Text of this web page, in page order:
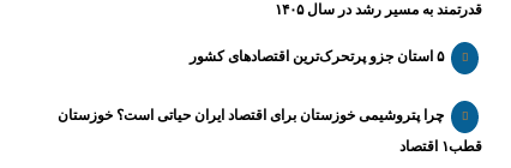
قدرتمند به مسیر رشد در سال ۱۴۰۵
۵ استان جزو پرتحرک‌ترین اقتصاد‌های کشور
چرا پتروشیمی خوزستان برای اقتصاد ایران حیاتی است؟ خوزستان
قطب۱ اقتصاد